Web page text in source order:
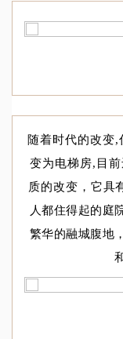
随着时代的改变
变为电梯房,目
质的改变，它具
人都住得起的庭
繁华的融城腹地